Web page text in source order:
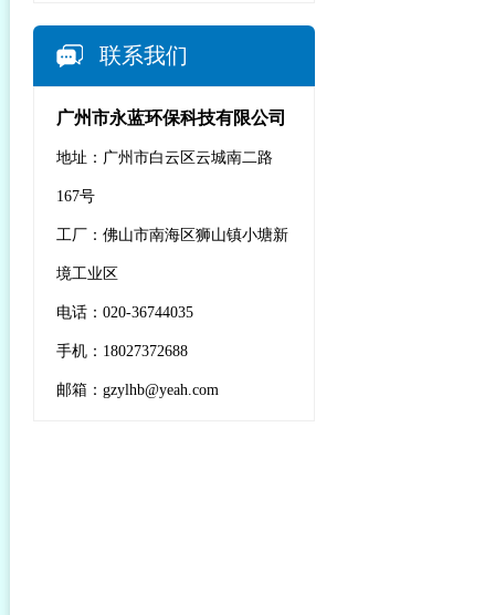
联系我们
广州市永蓝环保科技有限公司
地址：广州市白云区云城南二路
167号
工厂：佛山市南海区狮山镇小塘新
境工业区
电话：020-36744035
手机：18027372688
邮箱：gzylhb@yeah.com